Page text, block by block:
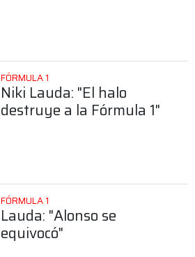
FÓRMULA 1
Niki Lauda: "El halo
destruye a la Fórmula 1"
FÓRMULA 1
Lauda: "Alonso se
equivocó"